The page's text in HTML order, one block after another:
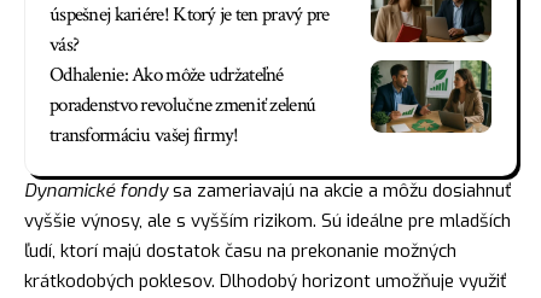
úspešnej kariére! Ktorý je ten pravý pre
vás?
Odhalenie: Ako môže udržateľné
poradenstvo revolučne zmeniť zelenú
transformáciu vašej firmy!
Dynamické fondysa zameriavajú na akcie a môžu dosiahnuť
vyššie výnosy, ale s vyšším rizikom. Sú ideálne pre mladších
ľudí, ktorí majú dostatok času na prekonanie možných
krátkodobých poklesov. Dlhodobý horizont umožňuje využiť